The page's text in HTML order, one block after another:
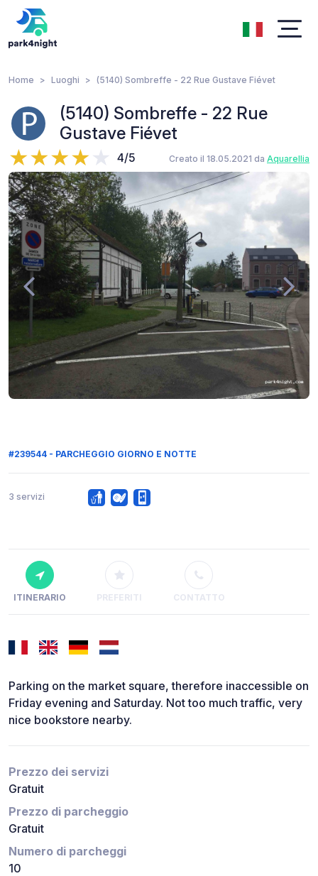
Home Luoghi (5140) Sombreffe - 22 Rue Gustave Fiévet
(5140) Sombreffe - 22 Rue
Gustave Fiévet
4/5 Creato il 18.05.2021 da Aquarellia
#239544 - PARCHEGGIO GIORNO E NOTTE
3 servizi
ITINERARIO PREFERITI CONTATTO
Parking on the market square, therefore inaccessible on
Friday evening and Saturday. Not too much traffic, very
nice bookstore nearby.
Prezzo dei servizi
Gratuit
Prezzo di parcheggio
Gratuit
Numero di parcheggi
10